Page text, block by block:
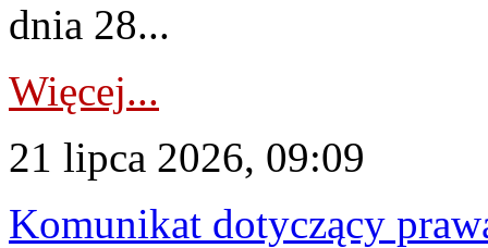
dnia 28...
Więcej...
21 lipca 2026, 09:09
Komunikat dotyczący